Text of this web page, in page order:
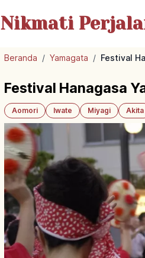
Nikmati
Beranda / Yamagata / Festival
Festival Hanagasa
Aomori Iwate Miyagi Akita